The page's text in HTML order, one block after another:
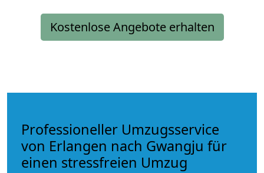
Kostenlose Angebote erhalten
Professioneller Umzugsservice
von Erlangen nach Gwangju für
einen stressfreien Umzug